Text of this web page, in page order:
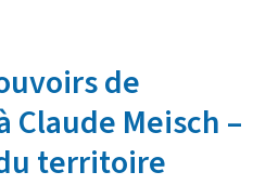
de
Claude Meisch –
territoire